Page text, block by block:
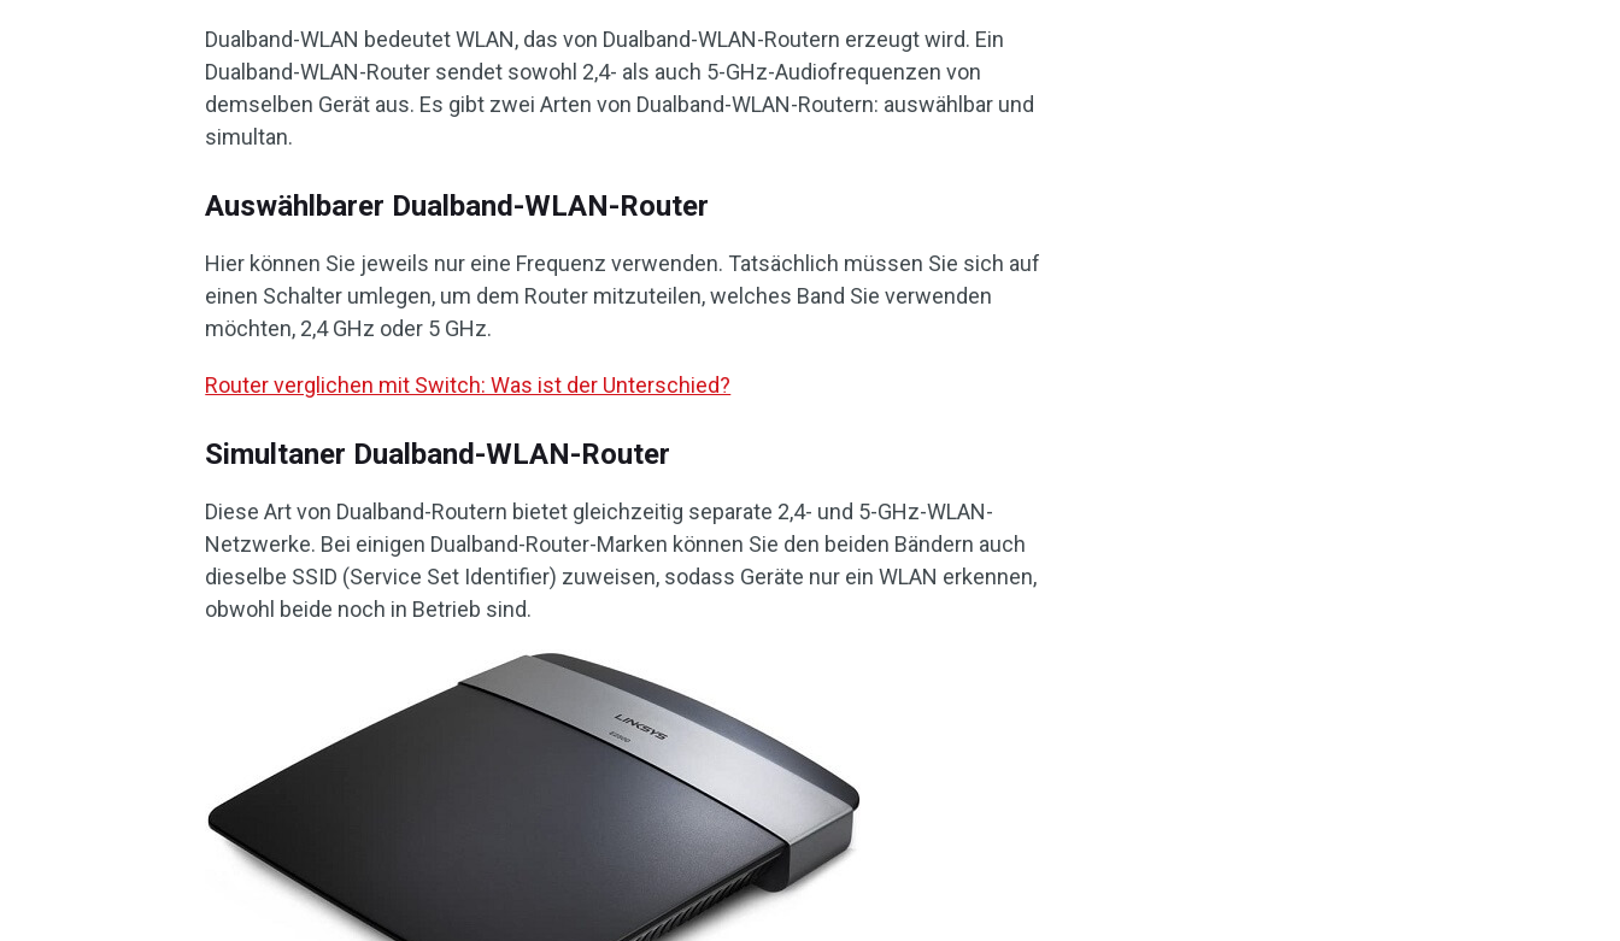
Dualband-WLAN bedeutet WLAN, das von Dualband-WLAN-Routern erzeugt wird. Ein
Dualband-WLAN-Router sendet sowohl 2,4- als auch 5-GHz-Audiofrequenzen von
demselben Gerät aus. Es gibt zwei Arten von Dualband-WLAN-Routern: auswählbar und
simultan.
Auswählbarer Dualband-WLAN-Router
Hier können Sie jeweils nur eine Frequenz verwenden. Tatsächlich müssen Sie sich auf
einen Schalter umlegen, um dem Router mitzuteilen, welches Band Sie verwenden
möchten, 2,4 GHz oder 5 GHz.
Router verglichen mit Switch: Was ist der Unterschied?
Simultaner Dualband-WLAN-Router
Diese Art von Dualband-Routern bietet gleichzeitig separate 2,4- und 5-GHz-WLAN-
Netzwerke. Bei einigen Dualband-Router-Marken können Sie den beiden Bändern auch
dieselbe SSID (Service Set Identifier) zuweisen, sodass Geräte nur ein WLAN erkennen,
obwohl beide noch in Betrieb sind.